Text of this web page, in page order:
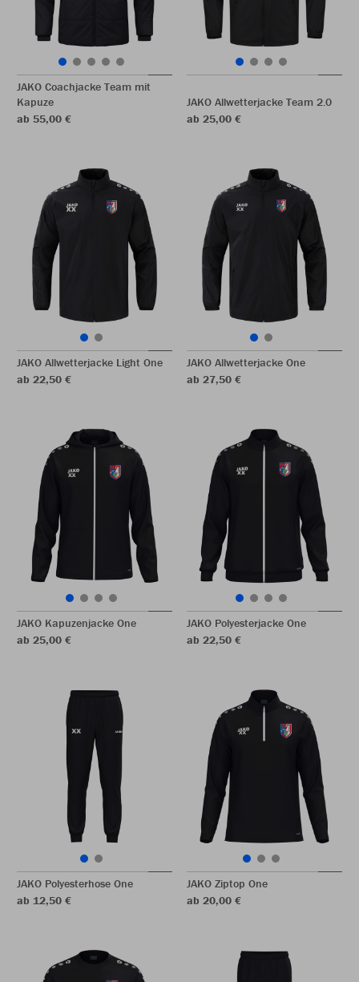
JAKO Coachjacke Team mit
Kapuze
ab 55,00 €
JAKO Allwetterjacke Team 2.0
ab 25,00 €
JAKO Allwetterjacke Light One
ab 22,50 €
JAKO Allwetterjacke One
ab 27,50 €
JAKO Kapuzenjacke One
ab 25,00 €
JAKO Polyesterjacke One
ab 22,50 €
JAKO Polyesterhose One
ab 12,50 €
JAKO Ziptop One
ab 20,00 €